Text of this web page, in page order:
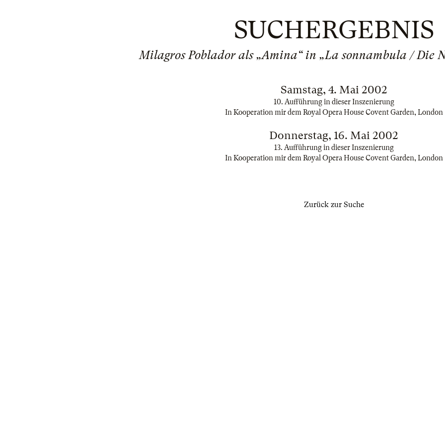
SUCHERGEBNIS
Milagros Poblador als „Amina“ in „La sonnambula / Die
Samstag, 4. Mai 2002
10. Aufführung in dieser Inszenierung
In Kooperation mir dem Royal Opera House Covent Garden, London
Donnerstag, 16. Mai 2002
13. Aufführung in dieser Inszenierung
In Kooperation mir dem Royal Opera House Covent Garden, London
Zurück zur Suche